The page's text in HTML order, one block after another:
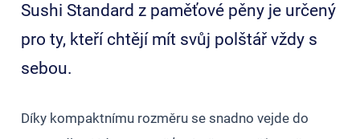
Sushi Standard z paměťové pěny je určený
pro ty, kteří chtějí mít svůj polštář vždy s
sebou.
Díky kompaktnímu rozměru se snadno vejde do